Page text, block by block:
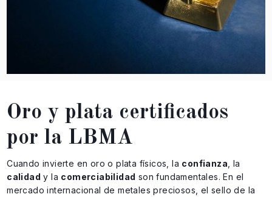
Oro y plata certificados
por la LBMA
Cuando invierte en oro o plata físicos, la confianza , la
calidad y la comerciabilidad son fundamentales. En el
mercado internacional de metales preciosos, el sello de la